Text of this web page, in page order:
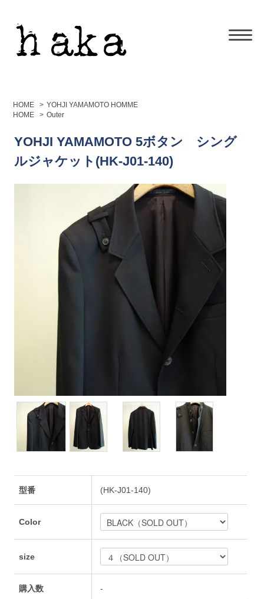
HOME > YOHJI YAMAMOTO HOMME
HOME
> Outer
YOHJI YAMAMOTO 5ボタン シング
ルジャケット(HK-J01-140)
型番 (HK-J01-140)
Color
size
購入数 -